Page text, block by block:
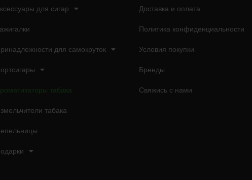
для сигар
для самокруток
табака
табака
Доставка и оплата
Политика конфиденциальности
Условия покупки
Бренды
Свяжись с нами